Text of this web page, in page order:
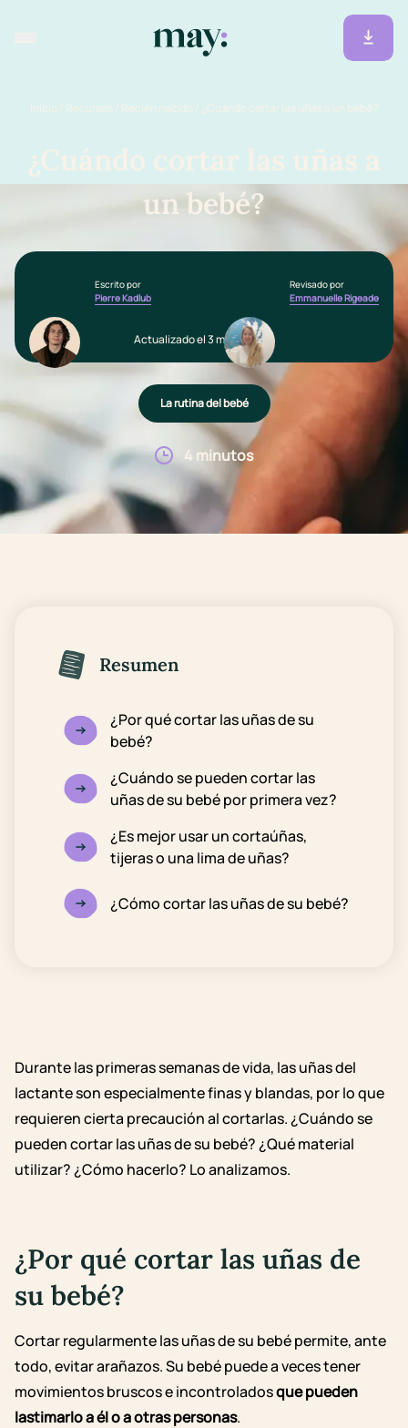
Inicio / Recursos / Recién nacido / ¿Cuándo cortar las uñas a un bebé?
¿Cuándo cortar las uñas a
un bebé?
Escrito por
Pierre Kadlub
Revisado por
Emmanuelle Rigeade
Actualizado el 3 marzo 2026
La rutina del bebé
4 minutos
Resumen
¿Por qué cortar las uñas de su
bebé?
¿Cuándo se pueden cortar las
uñas de su bebé por primera vez?
¿Es mejor usar un cortaúñas,
tijeras o una lima de uñas?
¿Cómo cortar las uñas de su bebé?
Durante las primeras semanas de vida, las uñas del
lactante son especialmente finas y blandas, por lo que
requieren cierta precaución al cortarlas.¿Cuándo se
pueden cortar las uñas de su bebé?¿Qué material
utilizar?¿Cómo hacerlo? Lo analizamos.
¿Por qué cortar las uñas de
su bebé?
Cortar regularmente las uñas de su bebé permite, ante
todo, evitar arañazos. Su bebé puede a veces tener
movimientos bruscos e incontroladosque pueden
lastimarlo a él o a otras personas.